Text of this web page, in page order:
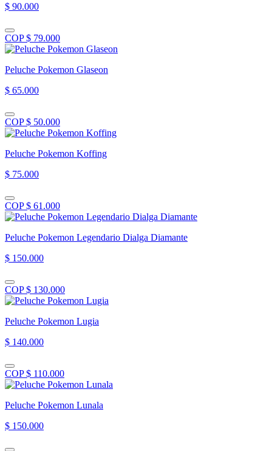
$ 90.000
COP $ 79.000
Peluche Pokemon Glaseon
$ 65.000
COP $ 50.000
Peluche Pokemon Koffing
$ 75.000
COP $ 61.000
Peluche Pokemon Legendario Dialga Diamante
$ 150.000
COP $ 130.000
Peluche Pokemon Lugia
$ 140.000
COP $ 110.000
Peluche Pokemon Lunala
$ 150.000